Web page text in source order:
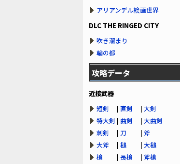
アリアンデル絵画世界
DLC THE RINGED CITY
吹き溜まり
輪の都
攻略データ
近接武器
短剣 | 直剣 | 大剣
特大剣 | 曲剣 | 大曲剣
刺剣 | 刀 | 斧
大斧 | 槌 | 大槌
槍 | 長槍 | 斧槍